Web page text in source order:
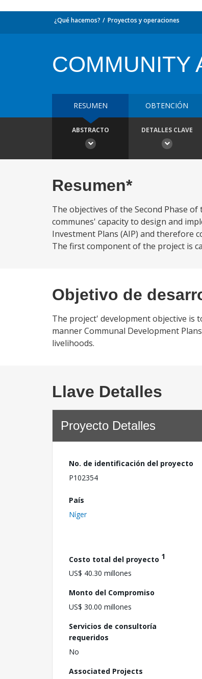
¿Qué hacemos? Proyectos y operaciones
COMMUNITY
RESUMEN OBTENCIÓN
ABSTRACTO DETALLES CLAVE
Resumen*
The objectives of the Second Phase
communes' capacity to design and
Investment Plans (AIP) and therefore
The first component of the project is
Objetivo de
The project' development objective is
manner Communal Development
livelihoods.
Llave Detalles
Proyecto Detalles
No. de identificación del proyecto
P102354
País
Níger
Costo total del proyecto 1
US$ 40.30 millones
Monto del Compromiso
US$ 30.00 millones
Servicios de consultoría
requeridos
No
Associated Projects